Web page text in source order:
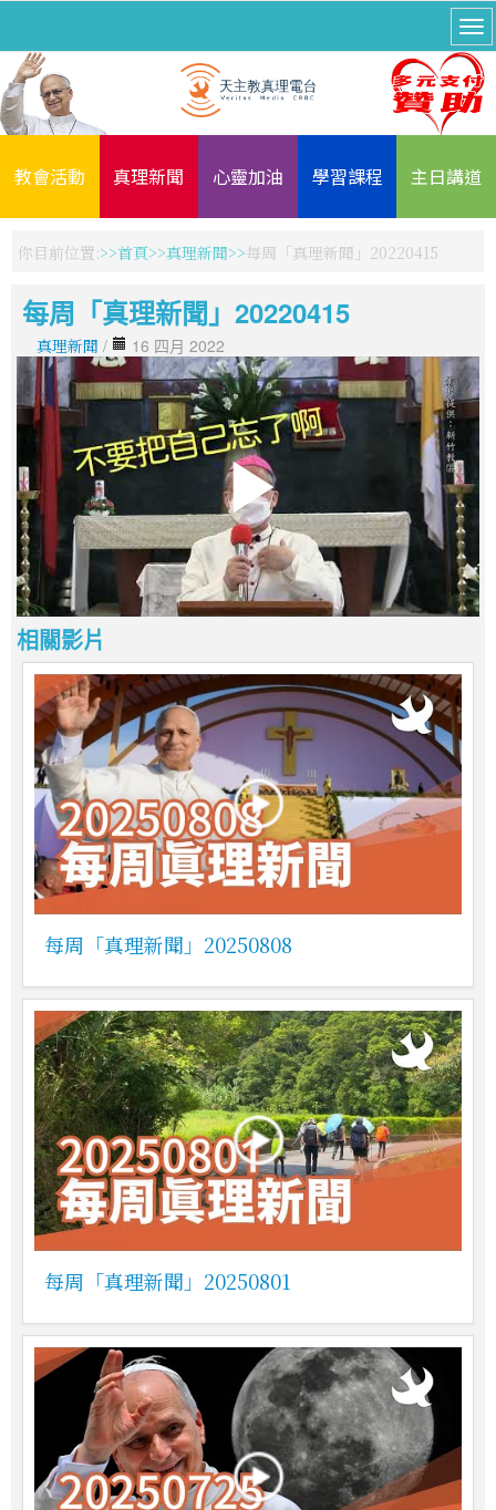
教會活動 真理新聞 心靈加油 學習課程 主日講道
你目前位置: 首頁 真理新聞 每周「真理新聞」20220415
每周「真理新聞」20220415
真理新聞 / 16 四月 2022
相關影片
每周「真理新聞」20250808
每周「真理新聞」20250801